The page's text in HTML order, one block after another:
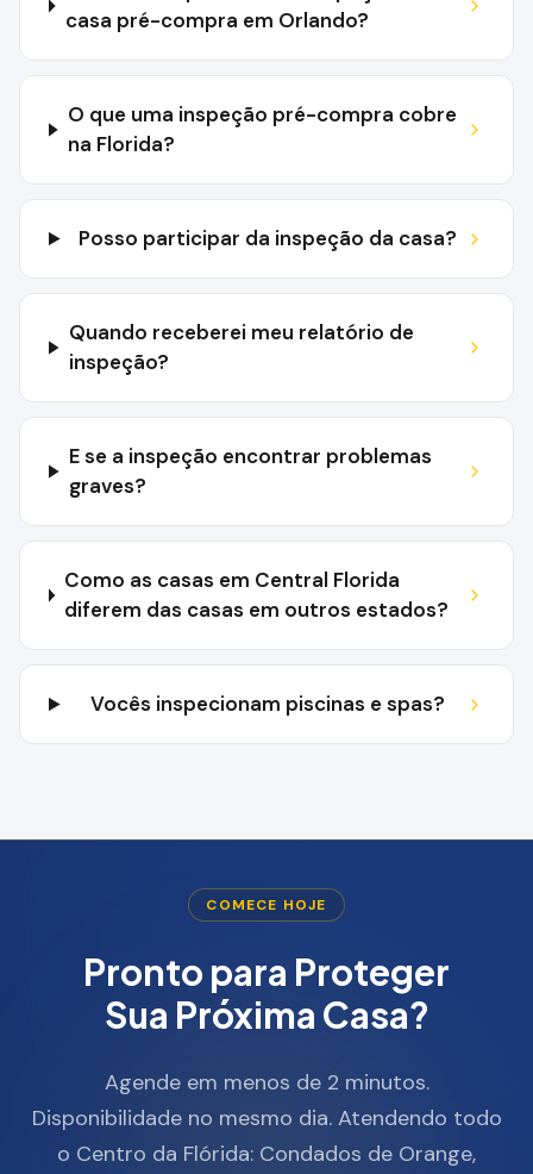
casa pré-compra em Orlando?
O que uma inspeção pré-compra cobre
na Florida?
Posso participar da inspeção da casa?
Quando receberei meu relatório de
inspeção?
E se a inspeção encontrar problemas
graves?
Como as casas em Central Florida
diferem das casas em outros estados?
Vocês inspecionam piscinas e spas?
COMECE HOJE
Pronto para Proteger
Sua Próxima Casa?
Agende em menos de 2 minutos.
Disponibilidade no mesmo dia. Atendendo todo
o Centro da Flórida: Condados de Orange,